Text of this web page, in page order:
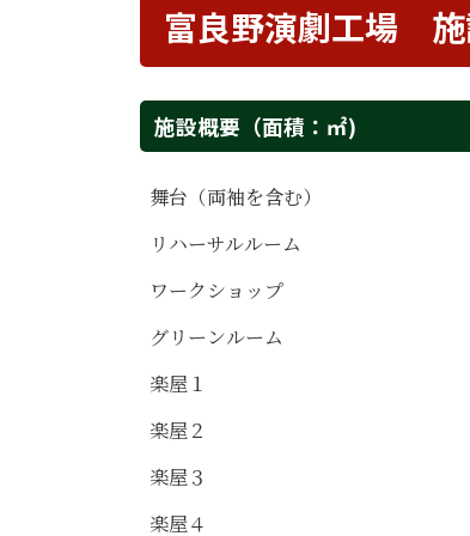
富良野演劇工場 施
施設概要（面積：㎡)
舞台（両袖を含む）
リハーサルルーム
ワークショップ
グリーンルーム
楽屋１
楽屋２
楽屋３
楽屋４